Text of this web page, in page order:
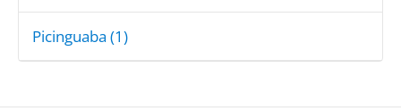
Picinguaba (1)